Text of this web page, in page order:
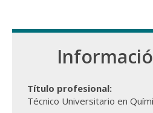
Título profesional:
Técnico Universitario en